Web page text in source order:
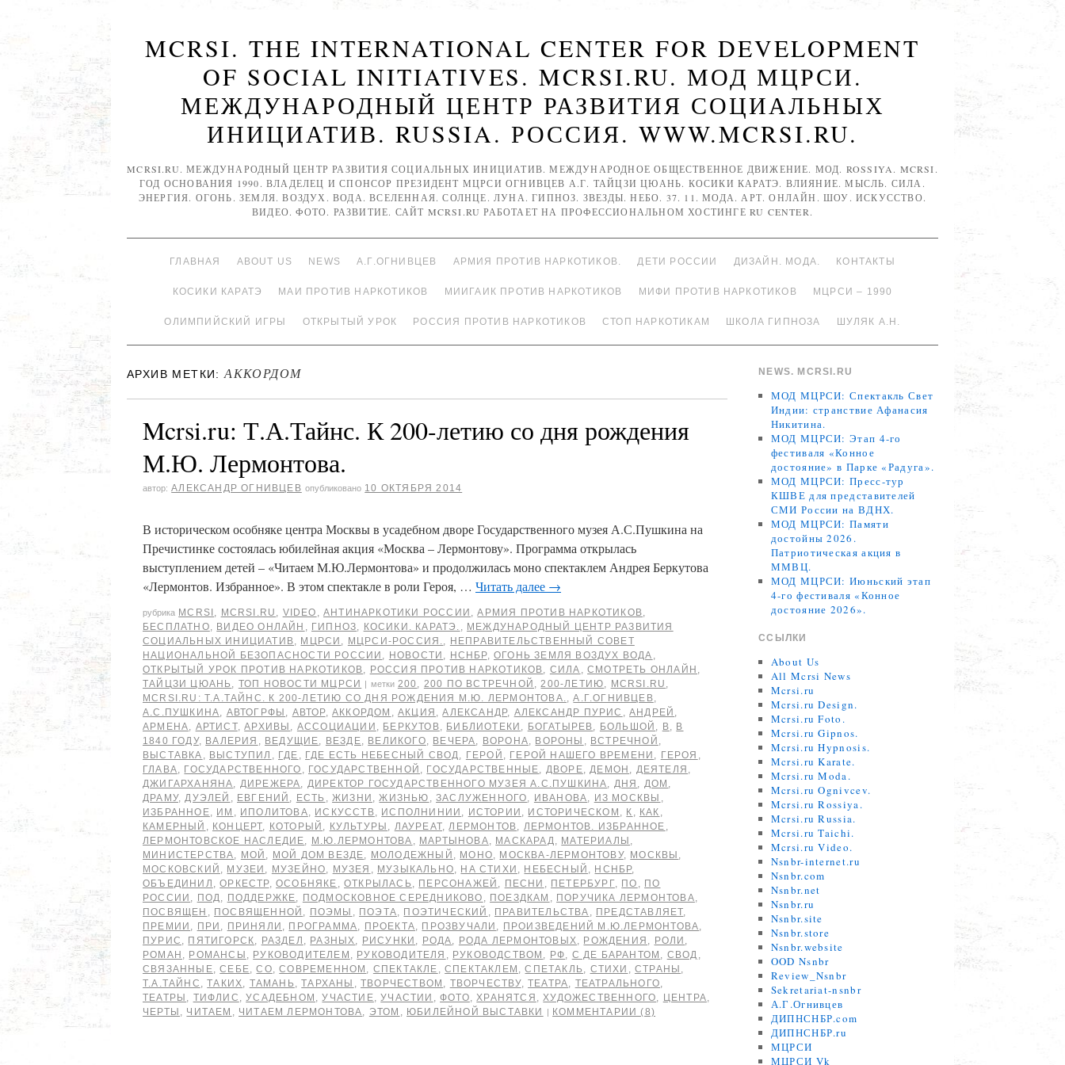
MCRSI. THE INTERNATIONAL CENTER FOR DEVELOPMENT
OF SOCIAL INITIATIVES. MCRSI.RU. МОД МЦРСИ.
МЕЖДУНАРОДНЫЙ ЦЕНТР РАЗВИТИЯ СОЦИАЛЬНЫХ
ИНИЦИАТИВ. RUSSIA. РОССИЯ. WWW.MCRSI.RU.
MCRSI.RU. МЕЖДУНАРОДНЫЙ ЦЕНТР РАЗВИТИЯ СОЦИАЛЬНЫХ ИНИЦИАТИВ. МЕЖДУНАРОДНОЕ ОБЩЕСТВЕННОЕ ДВИЖЕНИЕ. МОД. ROSSIYA. MCRSI.
ГОД ОСНОВАНИЯ 1990. ВЛАДЕЛЕЦ И СПОНСОР ПРЕЗИДЕНТ МЦРСИ ОГНИВЦЕВ А.Г. ТАЙЦЗИ ЦЮАНЬ. КОСИКИ КАРАТЭ. ВЛИЯНИЕ. МЫСЛЬ. СИЛА.
ЭНЕРГИЯ. ОГОНЬ. ЗЕМЛЯ. ВОЗДУХ. ВОДА. ВСЕЛЕННАЯ. СОЛНЦЕ. ЛУНА. ГИПНОЗ. ЗВЕЗДЫ. НЕБО. 37. 11. МОДА. АРТ. ОНЛАЙН. ШОУ. ИСКУССТВО.
ВИДЕО. ФОТО. РАЗВИТИЕ. САЙТ MCRSI.RU РАБОТАЕТ НА ПРОФЕССИОНАЛЬНОМ ХОСТИНГЕ RU CENTER.
ГЛАВНАЯ ABOUT US NEWS А.Г.ОГНИВЦЕВ АРМИЯ ПРОТИВ НАРКОТИКОВ. ДЕТИ РОССИИ ДИЗАЙН. МОДА. КОНТАКТЫ
КОСИКИ КАРАТЭ МАИ ПРОТИВ НАРКОТИКОВ МИИГАИК ПРОТИВ НАРКОТИКОВ МИФИ ПРОТИВ НАРКОТИКОВ МЦРСИ – 1990
ОЛИМПИЙСКИЙ ИГРЫ ОТКРЫТЫЙ УРОК РОССИЯ ПРОТИВ НАРКОТИКОВ СТОП НАРКОТИКАМ ШКОЛА ГИПНОЗА ШУЛЯК А.Н.
АРХИВ МЕТКИ:АККОРДОМ
Mcrsi.ru: Т.А.Тайнс. К 200-летию со дня рождения
М.Ю. Лермонтова.
автор: АЛЕКСАНДР ОГНИВЦЕВ опубликовано 10 ОКТЯБРЯ 2014
В историческом особняке центра Москвы в усадебном дворе Государственного музея А.С.Пушкина на
Пречистинке состоялась юбилейная акция «Москва – Лермонтову». Программа открылась
выступлением детей – «Читаем М.Ю.Лермонтова» и продолжилась моно спектаклем Андрея Беркутова
«Лермонтов. Избранное». В этом спектакле в роли Героя, … Читать далее →
рубрика MCRSI , MCRSI.RU , VIDEO ,АНТИНАРКОТИКИ РОССИИ ,АРМИЯ ПРОТИВ НАРКОТИКОВ,
БЕСПЛАТНО, ВИДЕО ОНЛАЙН , ГИПНОЗ, КОСИКИ. КАРАТЭ. , МЕЖДУНАРОДНЫЙ ЦЕНТР РАЗВИТИЯ
СОЦИАЛЬНЫХ ИНИЦИАТИВ, МЦРСИ , МЦРСИ-РОССИЯ., НЕПРАВИТЕЛЬСТВЕННЫЙ СОВЕТ
НАЦИОНАЛЬНОЙ БЕЗОПАСНОСТИ РОССИИ , НОВОСТИ , НСНБР,ОГОНЬ ЗЕМЛЯ ВОЗДУХ ВОДА ,
ОТКРЫТЫЙ УРОК ПРОТИВ НАРКОТИКОВ, РОССИЯ ПРОТИВ НАРКОТИКОВ, СИЛА ,СМОТРЕТЬ ОНЛАЙН ,
ТАЙЦЗИ ЦЮАНЬ, ТОП НОВОСТИ МЦРСИ | метки 200 , 200 ПО ВСТРЕЧНОЙ ,200-ЛЕТИЮ, MCRSI.RU ,
MCRSI.RU: Т.А.ТАЙНС. К 200-ЛЕТИЮ СО ДНЯ РОЖДЕНИЯ М.Ю. ЛЕРМОНТОВА.,А.Г.ОГНИВЦЕВ,
А.С.ПУШКИНА, АВТОГРФЫ , АВТОР,АККОРДОМ ,АКЦИЯ ,АЛЕКСАНДР, АЛЕКСАНДР ПУРИС ,АНДРЕЙ ,
АРМЕНА, АРТИСТ,АРХИВЫ , АССОЦИАЦИИ , БЕРКУТОВ, БИБЛИОТЕКИ , БОГАТЫРЕВ, БОЛЬШОЙ , В, В
1840 ГОДУ, ВАЛЕРИЯ , ВЕДУЩИЕ, ВЕЗДЕ, ВЕЛИКОГО, ВЕЧЕРА, ВОРОНА, ВОРОНЫ , ВСТРЕЧНОЙ ,
ВЫСТАВКА , ВЫСТУПИЛ , ГДЕ , ГДЕ ЕСТЬ НЕБЕСНЫЙ СВОД, ГЕРОЙ , ГЕРОЙ НАШЕГО ВРЕМЕНИ , ГЕРОЯ ,
ГЛАВА, ГОСУДАРСТВЕННОГО , ГОСУДАРСТВЕННОЙ , ГОСУДАРСТВЕННЫЕ, ДВОРЕ,ДЕМОН , ДЕЯТЕЛЯ ,
ДЖИГАРХАНЯНА, ДИРЕЖЕРА, ДИРЕКТОР ГОСУДАРСТВЕННОГО МУЗЕЯ А.С.ПУШКИНА, ДНЯ , ДОМ ,
ДРАМУ,ДУЭЛЕЙ , ЕВГЕНИЙ , ЕСТЬ ,ЖИЗНИ ,ЖИЗНЬЮ ,ЗАСЛУЖЕННОГО, ИВАНОВА, ИЗ МОСКВЫ ,
ИЗБРАННОЕ, ИМ , ИПОЛИТОВА, ИСКУССТВ, ИСПОЛНИНИИ , ИСТОРИИ , ИСТОРИЧЕСКОМ , К , КАК ,
КАМЕРНЫЙ , КОНЦЕРТ, КОТОРЫЙ , КУЛЬТУРЫ , ЛАУРЕАТ,ЛЕРМОНТОВ, ЛЕРМОНТОВ. ИЗБРАННОЕ ,
ЛЕРМОНТОВСКОЕ НАСЛЕДИЕ, М.Ю.ЛЕРМОНТОВА , МАРТЫНОВА, МАСКАРАД, МАТЕРИАЛЫ ,
МИНИСТЕРСТВА, МОЙ , МОЙ ДОМ ВЕЗДЕ, МОЛОДЕЖНЫЙ , МОНО, МОСКВА-ЛЕРМОНТОВУ, МОСКВЫ ,
МОСКОВСКИЙ , МУЗЕИ , МУЗЕЙНО, МУЗЕЯ , МУЗЫКАЛЬНО, НА СТИХИ , НЕБЕСНЫЙ , НСНБР,
ОБЪЕДИНИЛ ,ОРКЕСТР,ОСОБНЯКЕ ,ОТКРЫЛАСЬ, ПЕРСОНАЖЕЙ , ПЕСНИ , ПЕТЕРБУРГ, ПО , ПО
РОССИИ , ПОД, ПОДДЕРЖКЕ, ПОДМОСКОВНОЕ СЕРЕДНИКОВО , ПОЕЗДКАМ , ПОРУЧИКА ЛЕРМОНТОВА,
ПОСВЯЩЕН , ПОСВЯЩЕННОЙ , ПОЭМЫ , ПОЭТА, ПОЭТИЧЕСКИЙ , ПРАВИТЕЛЬСТВА , ПРЕДСТАВЛЯЕТ,
ПРЕМИИ , ПРИ , ПРИНЯЛИ , ПРОГРАММА, ПРОЕКТА, ПРОЗВУЧАЛИ , ПРОИЗВЕДЕНИЙ М.Ю.ЛЕРМОНТОВА,
ПУРИС , ПЯТИГОРСК, РАЗДЕЛ , РАЗНЫХ, РИСУНКИ , РОДА, РОДА ЛЕРМОНТОВЫХ, РОЖДЕНИЯ , РОЛИ ,
РОМАН , РОМАНСЫ , РУКОВОДИТЕЛЕМ , РУКОВОДИТЕЛЯ , РУКОВОДСТВОМ , РФ, С ДЕ БАРАНТОМ , СВОД ,
СВЯЗАННЫЕ,СЕБЕ,СО,СОВРЕМЕННОМ , СПЕКТАКЛЕ ,СПЕКТАКЛЕМ ,СПЕТАКЛЬ, СТИХИ , СТРАНЫ ,
Т.А.ТАЙНС ,ТАКИХ, ТАМАНЬ,ТАРХАНЫ ,ТВОРЧЕСТВОМ , ТВОРЧЕСТВУ,ТЕАТРА, ТЕАТРАЛЬНОГО,
ТЕАТРЫ , ТИФЛИС ,УСАДЕБНОМ ,УЧАСТИЕ,УЧАСТИИ ,ФОТО,ХРАНЯТСЯ ,ХУДОЖЕСТВЕННОГО, ЦЕНТРА,
ЧЕРТЫ , ЧИТАЕМ , ЧИТАЕМ ЛЕРМОНТОВА, ЭТОМ , ЮБИЛЕЙНОЙ ВЫСТАВКИ | КОММЕНТАРИИ (8)
NEWS. MCRSI.RU
МОД МЦРСИ: Спектакль Свет
Индии: странствие Афанасия
Никитина.
МОД МЦРСИ: Этап 4-го
фестиваля «Конное
достояние» в Парке «Радуга».
МОД МЦРСИ: Пресс-тур
КШВЕ для представителей
СМИ России на ВДНХ.
МОД МЦРСИ: Памяти
достойны 2026.
Патриотическая акция в
ММВЦ.
МОД МЦРСИ: Июньский этап
4-го фестиваля «Конное
достояние 2026».
ССЫЛКИ
About Us
All Mcrsi News
Mcrsi.ru
Mcrsi.ru Design.
Mcrsi.ru Foto.
Mcrsi.ru Gipnos.
Mcrsi.ru Hypnosis.
Mcrsi.ru Karate.
Mcrsi.ru Moda.
Mcrsi.ru Ognivcev.
Mcrsi.ru Rossiya.
Mcrsi.ru Russia.
Mcrsi.ru Taichi.
Mcrsi.ru Video.
Nsnbr-internet.ru
Nsnbr.com
Nsnbr.net
Nsnbr.ru
Nsnbr.site
Nsnbr.store
Nsnbr.website
OOD Nsnbr
Review_Nsnbr
Sekretariat-nsnbr
А.Г.Огнивцев
ДИПНСНБР.com
ДИПНСНБР.ru
МЦРСИ
МЦРСИ Vk